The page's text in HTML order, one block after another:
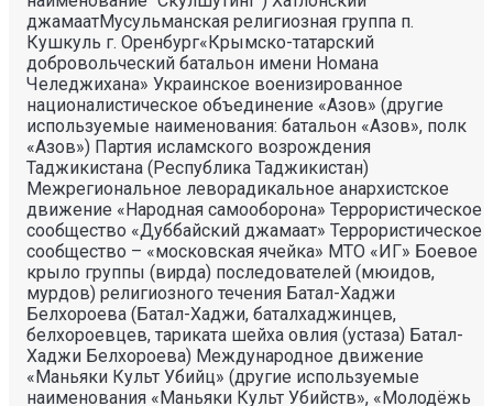
джамаатМусульманская религиозная группа п.
Кушкуль г. Оренбург«Крымско-татарский
добровольческий батальон имени Номана
Челеджихана» Украинское военизированное
националистическое объединение «Азов» (другие
используемые наименования: батальон «Азов», полк
«Азов») Партия исламского возрождения
Таджикистана (Республика Таджикистан)
Межрегиональное леворадикальное анархистское
движение «Народная самооборона» Террористическое
сообщество «Дуббайский джамаат» Террористическое
сообщество – «московская ячейка» МТО «ИГ» Боевое
крыло группы (вирда) последователей (мюидов,
мурдов) религиозного течения Батал-Хаджи
Белхороева (Батал-Хаджи, баталхаджинцев,
белхороевцев, тариката шейха овлия (устаза) Батал-
Хаджи Белхороева) Международное движение
«Маньяки Культ Убийц» (другие используемые
наименования «Маньяки Культ Убийств», «Молодёжь